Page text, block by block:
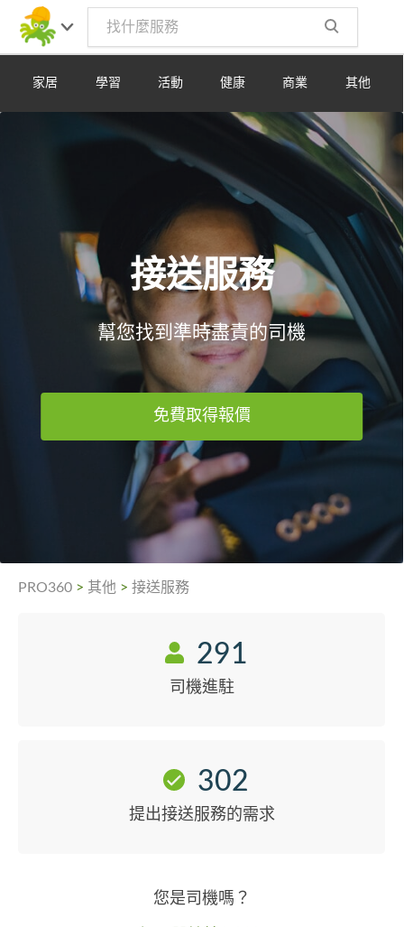
家居 學習 活動 健康 商業 其他
接送服務
幫您找到準時盡責的司機
免費取得報價
PRO360 > 其他 > 接送服務
291
司機進駐
302
提出接送服務的需求
您是司機嗎？